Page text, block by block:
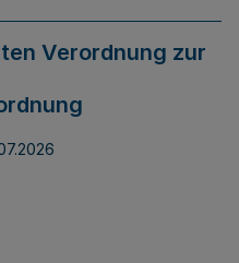
Verordnung zur